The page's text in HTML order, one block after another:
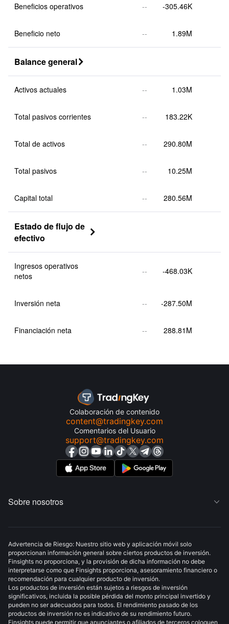
Beneficios operativos -- -305.46K
Beneficio neto -- 1.89M
Balance general 
Activos actuales -- 1.03M
Total pasivos corrientes -- 183.22K
Total de activos -- 290.80M
Total pasivos -- 10.25M
Capital total -- 280.56M
Estado de flujo de
efectivo

Ingresos operativos
netos
-- -468.03K
Inversión neta -- -287.50M
Financiación neta -- 288.81M
Colaboración de contenido
content@tradingkey.com
Comentarios del Usuario
support@tradingkey.com
Sobre nosotros 
Advertencia de Riesgo: Nuestro sitio web y aplicación móvil solo
proporcionan información general sobre ciertos productos de inversión.
Finsights no proporciona, y la provisión de dicha información no debe
interpretarse como que Finsights proporciona, asesoramiento financiero o
recomendación para cualquier producto de inversión.
Los productos de inversión están sujetos a riesgos de inversión
significativos, incluida la posible pérdida del monto principal invertido y
pueden no ser adecuados para todos. El rendimiento pasado de los
productos de inversión no es indicativo de su rendimiento futuro.
Finsights puede permitir que anunciantes o afiliados de terceros coloquen